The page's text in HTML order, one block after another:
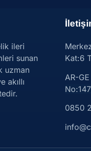
ileri
sunan
uzman
akıllı
Kat:6
AR-
0850